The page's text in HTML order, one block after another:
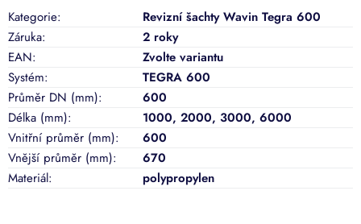
Kategorie:
Revizní šachty Wavin Tegra 600
Záruka:
2 roky
EAN:
Zvolte variantu
Systém:
TEGRA 600
Průměr DN (mm):
600
Délka (mm):
1000, 2000, 3000, 6000
Vnitřní průměr (mm):
600
Vnější průměr (mm):
670
Materiál: polypropylen